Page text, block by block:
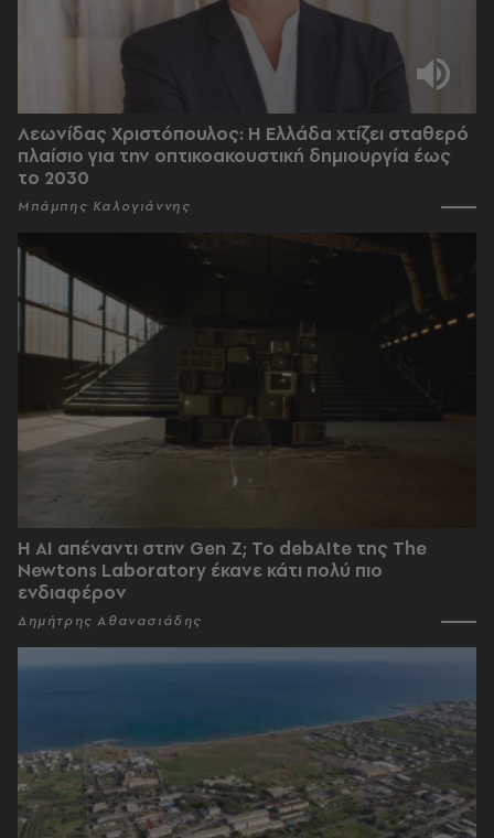
Λεωνίδας Χριστόπουλος: Η Ελλάδα χτίζει σταθερό
πλαίσιο για την οπτικοακουστική δημιουργία έως
το 2030
Μπάμπης Καλογιάννης
Η AI απέναντι στην Gen Z; Το debAIte της The
Newtons Laboratory έκανε κάτι πολύ πιο
ενδιαφέρον
Δημήτρης Αθανασιάδης